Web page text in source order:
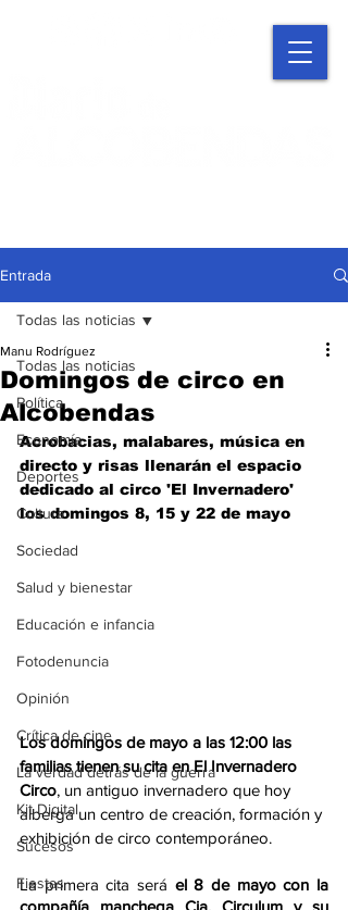
Entrada
Todas las noticias
Política
Economía
Deportes
Cultura
Sociedad
Salud y bienestar
Educación e infancia
Fotodenuncia
Opinión
Crítica de cine
La verdad detrás de la guerra
Kit Digital
Sucesos
Fiestas
Todas las noticias
Domingos de circo en
Alcobendas
Manu Rodríguez
Acrobacias, malabares, música en
directo y risas llenarán el espacio
dedicado al circo 'El Invernadero'
los domingos 8, 15 y 22 de mayo
Los domingos de mayo a las 12:00 las
familias tienen su cita en El Invernadero
Circo, un antiguo invernadero que hoy
alberga un centro de creación, formación y
exhibición de circo contemporáneo.
La primera cita será el 8 de mayo con la